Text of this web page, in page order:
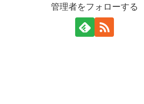
管理者をフォローする